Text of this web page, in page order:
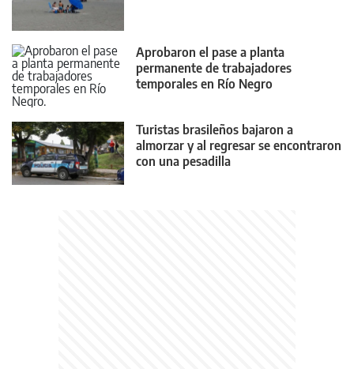
Aprobaron el pase a planta
permanente de trabajadores
temporales en Río Negro
Turistas brasileños bajaron a
almorzar y al regresar se encontraron
con una pesadilla